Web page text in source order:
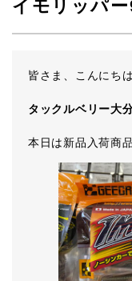
イモリッパー
皆さま、こんにちは
タックルベリー大
本日は新品入荷商